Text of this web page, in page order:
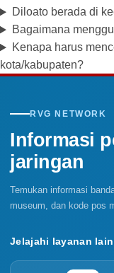
Diloato berada di
Bagaimana
Kenapa harus
kota/kabupaten?
RVG NETWORK
Informasi
jaringan
Temukan informasi
museum, dan kode pos
Jelajahi layanan